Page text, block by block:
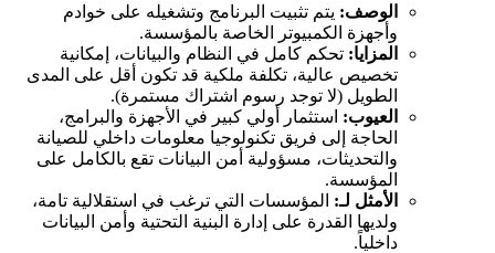
الوصف:يتم تثبيت البرنامج وتشغيله على خوادم
وأجهزة الكمبيوتر الخاصة بالمؤسسة.
المزايا:تحكم كامل في النظام والبيانات، إمكانية
تخصيص عالية، تكلفة ملكية قد تكون أقل على المدى
الطويل (لا توجد رسوم اشتراك مستمرة).
العيوب:استثمار أولي كبير في الأجهزة والبرامج،
الحاجة إلى فريق تكنولوجيا معلومات داخلي للصيانة
والتحديثات، مسؤولية أمن البيانات تقع بالكامل على
المؤسسة.
الأمثل لـ:المؤسسات التي ترغب في استقلالية تامة،
ولديها القدرة على إدارة البنية التحتية وأمن البيانات
داخلياً.